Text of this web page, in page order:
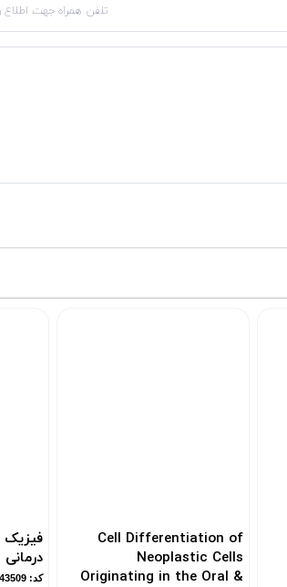
Cell Differentiation of
Neoplastic Cells
Originating in the Oral &
فیزیک
درمانی
کد: 143509